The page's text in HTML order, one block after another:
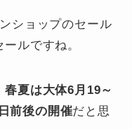
ショップのセール
ルですね。
春夏は大体6月19～
前後の開催だと思